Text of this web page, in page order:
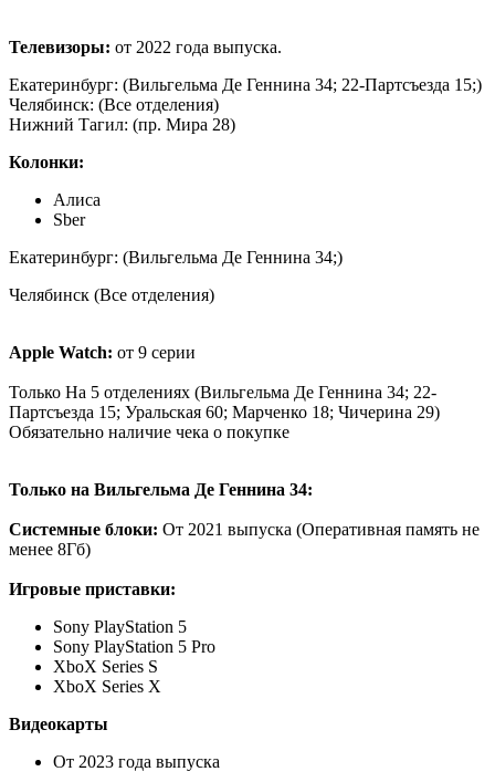
Телевизоры: от 2022 года выпуска.
Екатеринбург: (Вильгельма Де Геннина 34; 22-Партсъезда 15;)
Челябинск: (Все отделения)
Нижний Тагил: (пр. Мира 28)
Колонки:
Алиса
Sber
Екатеринбург: (Вильгельма Де Геннина 34;)
Челябинск (Все отделения)
Apple Watch: от 9 серии
Только На 5 отделениях (Вильгельма Де Геннина 34; 22-
Партсъезда 15; Уральская 60; Марченко 18; Чичерина 29)
Обязательно наличие чека о покупке
Только на Вильгельма Де Геннина 34:
Системные блоки: От 2021 выпуска (Оперативная память не
менее 8Гб)
Игровые приставки:
Sony PlayStation 5
Sony PlayStation 5 Pro
XboX Series S
XboX Series X
Видеокарты
От 2023 года выпуска